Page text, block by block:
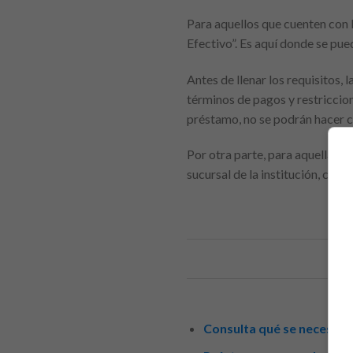
Para aquellos que cuenten
Efectivo”. Es aquí donde se
Antes de llenar los requisitos,
términos de pagos y
préstamo, no se podrán hacer
Por otra parte, para aquellas
sucursal de la institución,
Consulta qué se